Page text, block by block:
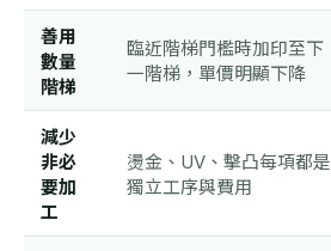
善用
數量
階梯
臨近階梯門檻時加印至下
一階梯，單價明顯下降
減少
非必
要加
工
燙金、UV、擊凸每項都是
獨立工序與費用